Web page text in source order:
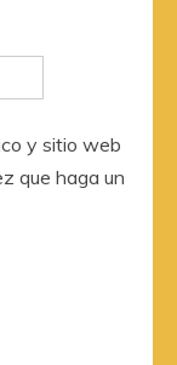
y sitio web
que haga un